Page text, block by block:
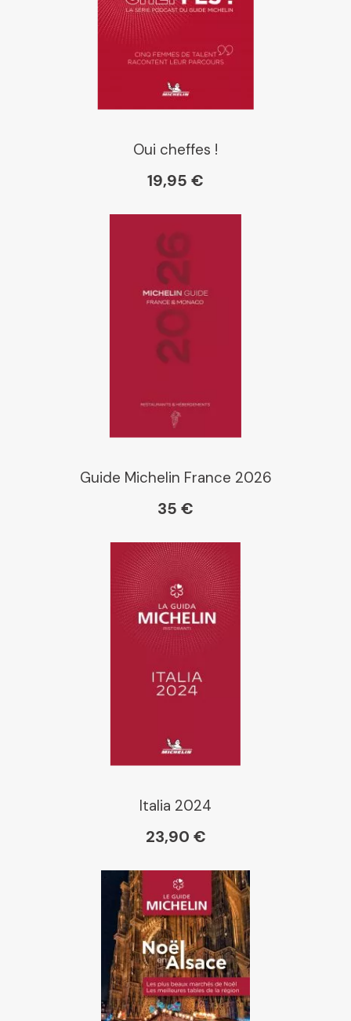
Oui cheffes !
19,95 €
Guide Michelin France 2026
35 €
Italia 2024
23,90 €